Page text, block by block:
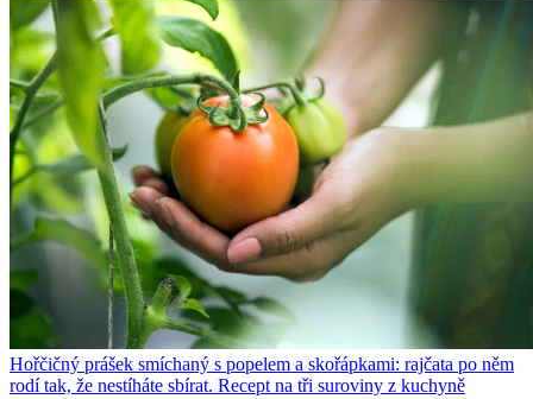
Hořčičný prášek smíchaný s popelem a skořápkami: rajčata po něm
rodí tak, že nestíháte sbírat. Recept na tři suroviny z kuchyně